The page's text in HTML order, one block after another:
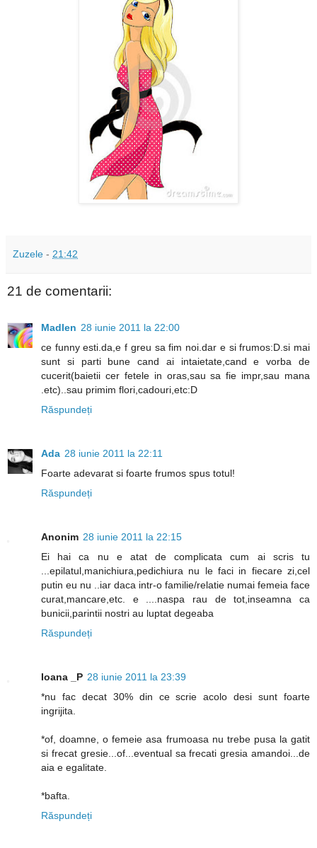
Zuzele - 21:42
21 de comentarii:
Madlen 28 iunie 2011 la 22:00
ce funny esti.da,e f greu sa fim noi.dar e si frumos:D.si mai
sunt si parti bune cand ai intaietate,cand e vorba de
cucerit(baietii cer fetele in oras,sau sa fie impr,sau mana
.etc)..sau primim flori,cadouri,etc:D
Răspundeți
Ada 28 iunie 2011 la 22:11
Foarte adevarat si foarte frumos spus totul!
Răspundeți
Anonim 28 iunie 2011 la 22:15
Ei hai ca nu e atat de complicata cum ai scris tu
...epilatul,manichiura,pedichiura nu le faci in fiecare zi,cel
putin eu nu ..iar daca intr-o familie/relatie numai femeia face
curat,mancare,etc. e ....naspa rau de tot,inseamna ca
bunicii,parintii nostri au luptat degeaba
Răspundeți
Ioana _P 28 iunie 2011 la 23:39
*nu fac decat 30% din ce scrie acolo desi sunt foarte
ingrijita.
*of, doamne, o femeie asa frumoasa nu trebe pusa la gatit
si frecat gresie...of...eventual sa frecati gresia amandoi...de
aia e egalitate.
*bafta.
Răspundeți